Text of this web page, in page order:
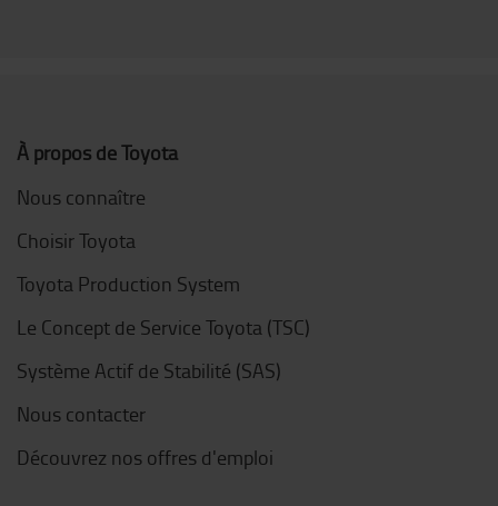
À propos de Toyota
Nous connaître
Choisir Toyota
Toyota Production System
Le Concept de Service Toyota (TSC)
Système Actif de Stabilité (SAS)
Nous contacter
Découvrez nos offres d'emploi